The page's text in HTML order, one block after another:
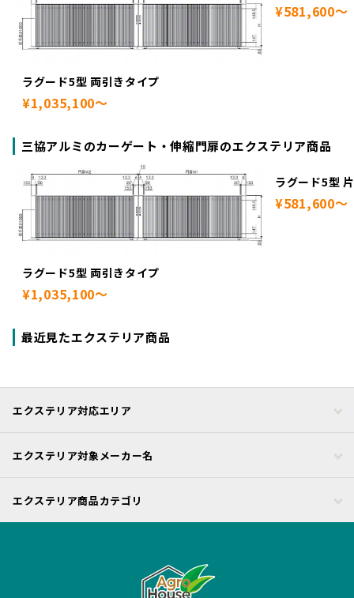
ラグード5型 両引きタイプ
¥1,035,100～
¥581,600～
三協アルミのカーゲート・伸縮門扉のエクステリア商品
ラグード5型 両引きタイプ
¥1,035,100～
ラグード5型
¥581,600～
最近見たエクステリア商品
エクステリア対応エリア
エクステリア対象メーカー名
エクステリア商品カテゴリ